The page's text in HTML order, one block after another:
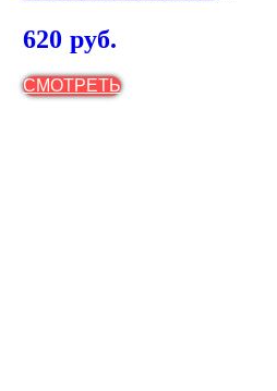
(ВЕНГРИЯ)
620 руб.
СМОТРЕТЬ